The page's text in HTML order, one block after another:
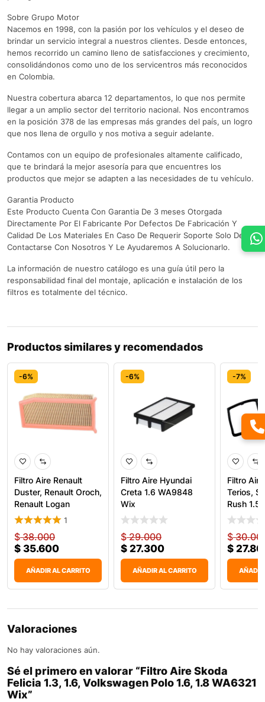
Sobre Grupo Motor
Nacemos en 1998, con la pasión por los vehículos y el deseo de
brindar un servicio integral a nuestros clientes. Desde entonces,
hemos recorrido un camino lleno de satisfacciones y crecimiento,
consolidándonos como uno de los servicentros más reconocidos
en Colombia.
Nuestra cobertura abarca 12 departamentos, lo que nos permite
llegar a un amplio sector del territorio nacional. Nos encontramos
en la posición 378 de las empresas más grandes del país, un logro
que nos llena de orgullo y nos motiva a seguir adelante.
Contamos con un equipo de profesionales altamente calificado,
que te brindará la mejor asesoría para que encuentres los
productos que mejor se adapten a las necesidades de tu vehículo.
Garantia Producto
Este Producto Cuenta Con Garantia De 3 meses Otorgada
Directamente Por El Fabricante Por Defectos De Fabricación Y
Calidad De Los Materiales En Caso De Requerir Soporte Solo Debe
Contactarse Con Nosotros Y Le Ayudaremos A Solucionarlo.
La información de nuestro catálogo es una guía útil pero la
responsabilidad final del montaje, aplicación e instalación de los
filtros es totalmente del técnico.
Productos similares y recomendados
-6%
Filtro Aire Renault
Duster, Renault Oroch,
Renault Logan
1
$38.000
$ 35.600
AÑADIR AL CARRITO
-6%
Filtro Aire Hyundai
Creta 1.6 WA9848
Wix
$29.000
$ 27.300
AÑADIR AL CARRITO
-7%
Filtro
Terios,
Rush 1.5
$
$
AÑADIR
Valoraciones
No hay valoraciones aún.
Sé el primero en valorar “Filtro Aire Skoda
Felicia 1.3, 1.6, Volkswagen Polo 1.6, 1.8 WA6321
Wix”